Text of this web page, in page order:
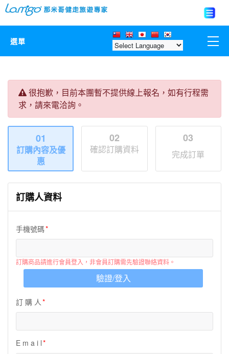
選單
中國
日本
亞洲韓國
歐美紐澳
台灣
夯講座
自由行
很抱歉，目前本團暫不提供線上報名，如有行程需
求，請來電洽詢。
01
訂購內容及優
惠
02
確認訂購資料
03
完成訂單
訂購人資料
手機號碼
訂購商品請進行會員登入，非會員訂購需先驗證聯絡資料。
驗證/登入
訂 購 人
E m a i l